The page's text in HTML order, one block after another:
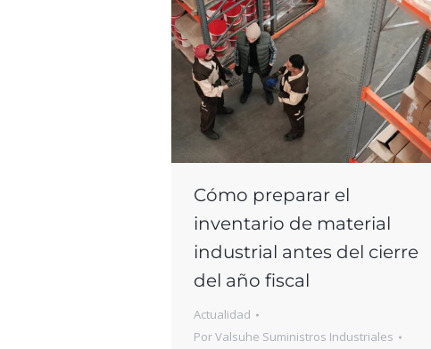
Cómo preparar el
inventario de material
industrial antes del cierre
del año fiscal
Actualidad
PorValsuhe Suministros Industriales